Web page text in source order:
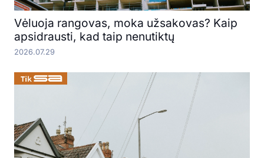
Vėluoja rangovas, moka užsakovas? Kaip
apsidrausti, kad taip nenutiktų
2026.07.29